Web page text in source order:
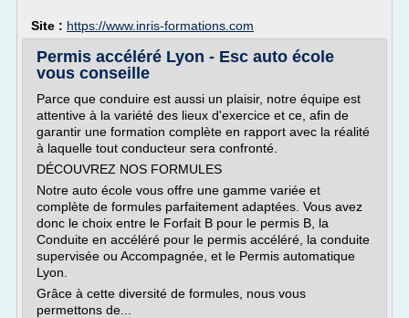
Site : https://www.inris-formations.com
Permis accéléré Lyon - Esc auto école
vous conseille
Parce que conduire est aussi un plaisir, notre équipe est
attentive à la variété des lieux d'exercice et ce, afin de
garantir une formation complète en rapport avec la réalité
à laquelle tout conducteur sera confronté.
DÉCOUVREZ NOS FORMULES
Notre auto école vous offre une gamme variée et
complète de formules parfaitement adaptées. Vous avez
donc le choix entre le Forfait B pour le permis B, la
Conduite en accéléré pour le permis accéléré, la conduite
supervisée ou Accompagnée, et le Permis automatique
Lyon.
Grâce à cette diversité de formules, nous vous
permettons de...